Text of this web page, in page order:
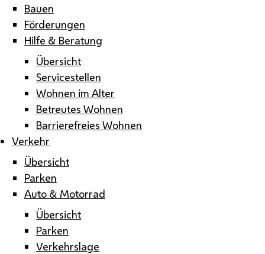
Bauen
Förderungen
Hilfe & Beratung
Übersicht
Servicestellen
Wohnen im Alter
Betreutes Wohnen
Barrierefreies Wohnen
Verkehr
Übersicht
Parken
Auto & Motorrad
Übersicht
Parken
Verkehrslage